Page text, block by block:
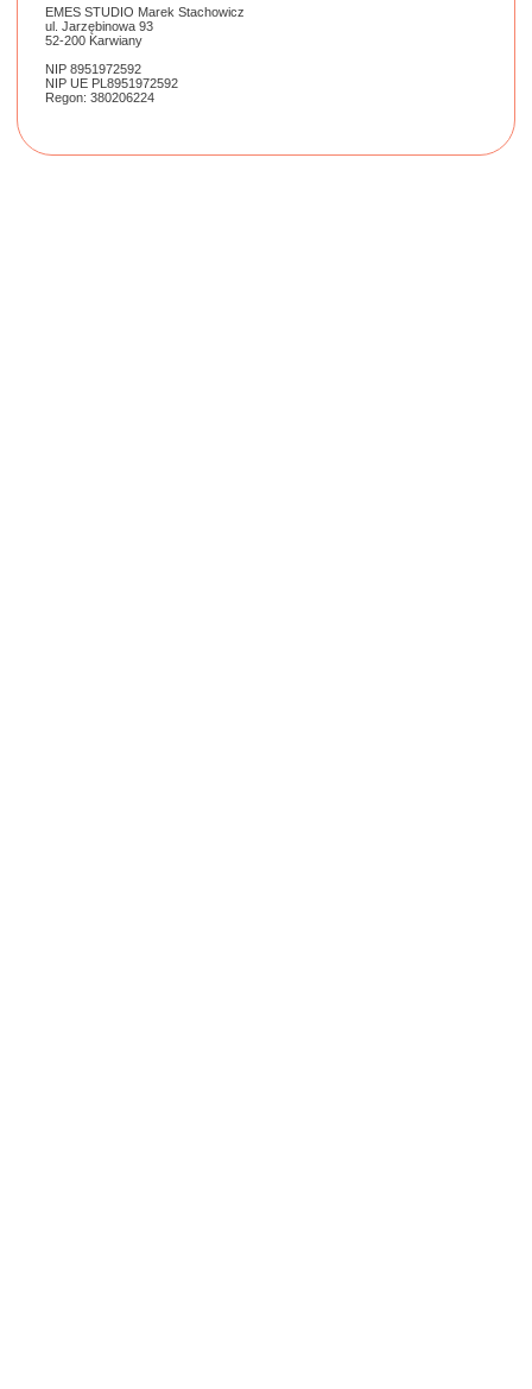
EMES STUDIO Marek Stachowicz
ul. Jarzębinowa 93
52-200 Karwiany
NIP 8951972592
NIP UE PL8951972592
Regon: 380206224